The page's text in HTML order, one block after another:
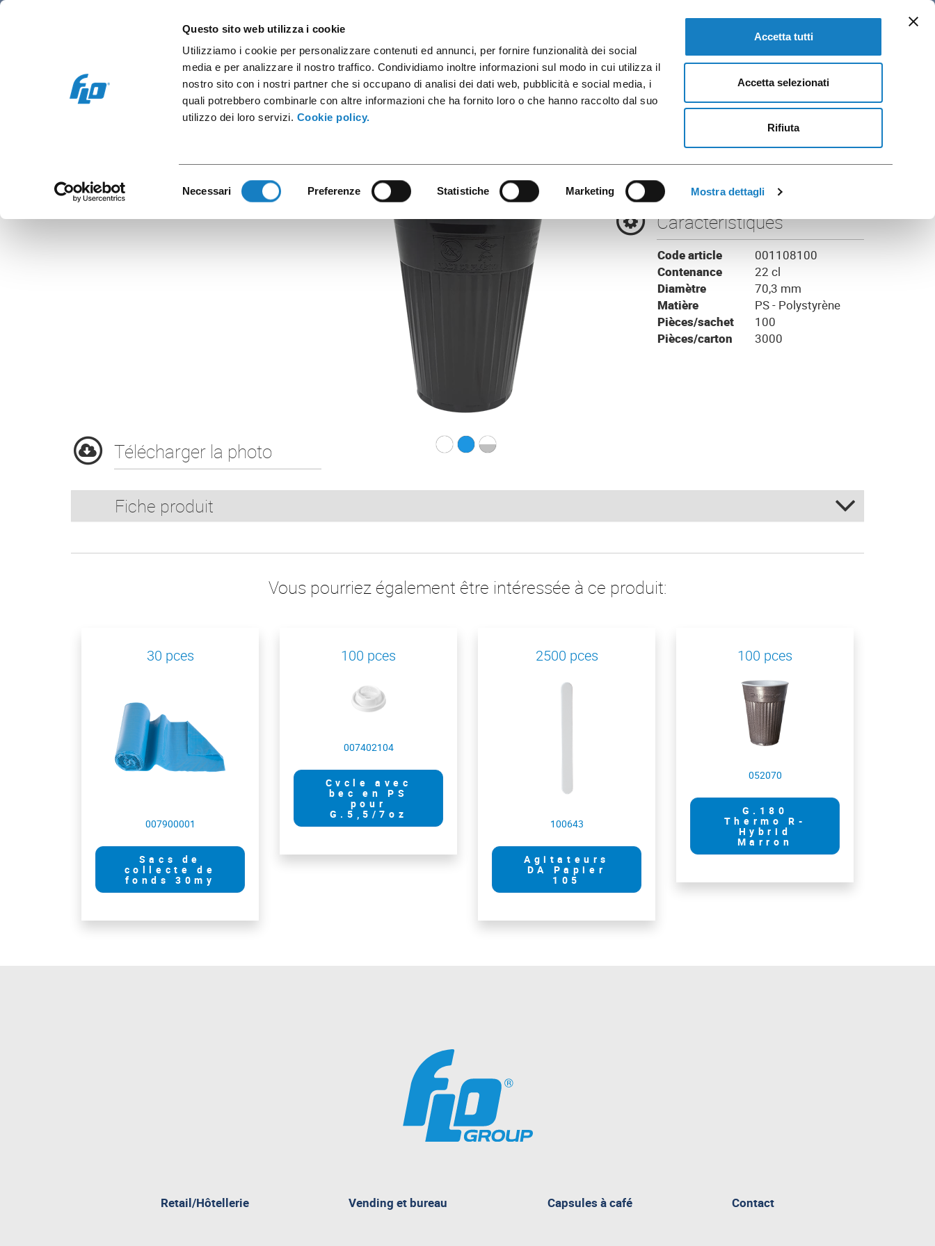
Questo sito web utilizza i cookie
Utilizziamo i cookie per personalizzare contenuti ed annunci, per fornire funzionalità dei social
media e per analizzare il nostro traffico. Condividiamo inoltre informazioni sul modo in cui utilizza il
nostro sito con i nostri partner che si occupano di analisi dei dati web, pubblicità e social media, i
quali potrebbero combinarle con altre informazioni che ha fornito loro o che hanno raccolto dal suo
utilizzo dei loro servizi. Cookie policy.
Necessari Preferenze Statistiche Marketing Mostra dettagli
Accetta tutti
Accetta selezionati
Rifiuta
Vending et bureau Capsules à café FR
Série Thermo
G.180 Thermo Blanc/Marron
Caractéristiques
Code article
001108100
Contenance
22 cl
Diamètre
70,3 mm
Matière
PS - Polystyrène
Pièces/sachet
100
Pièces/carton
3000
Télécharger la photo G.180 Thermo Blanc - Blanc
G.180 Thermo Blanc/Bleu - Bianco/Blu
Fiche produit
Vous pourriez également être intéressée à ce produit:
30 pces
007900001
Sacs de
collecte de
fonds 30my
100 pces
007402104
Cvcle avec
bec en PS
pour
G.5,5/7oz
2500 pces
100643
Agitateurs
DA Papier
105
100 pces
052070
G.180
Thermo R-
Hybrid
Marron
Retail/Hôtellerie Vending et bureau Capsules à café Contact